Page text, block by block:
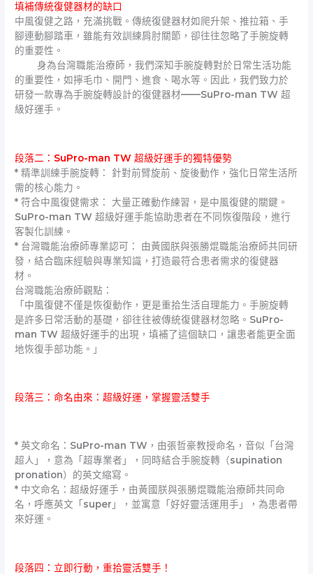
填補傳統復健器材的缺口
中風復健之路，充滿挑戰。傳統復健器材如爬升架、推拉箱、手
腳連動腳踏車，雖能有效訓練肩肘關節，卻往往忽略了手腕旋轉
的重要性。
身為台灣職能治療師，我們深知手腕旋轉對於日常生活功能
的重要性，如擰毛巾、開門、進食、喝水等。因此，我們致力於
研發一款專為手腕旋轉設計的復健器材——SuPro-man TW 超
級好運手。
段落二：SuPro-man TW 超級好運手的獨特優勢
* 精準訓練手腕旋轉： 針對前臂旋前、旋後動作，強化日常生活所
需的核心能力。
* 符合中風復健需求： 大量正確動作練習，是中風復健的關鍵。
SuPro-man TW 超級好運手能協助患者在不同恢復階段，進行
客製化訓練。
* 台灣職能治療師專業認可： 由黃國朕與張勝焜職能治療師共同研
發，結合臨床經驗與專業知識，打造最符合患者需求的復健器
材。
台灣職能治療師觀點：
「中風復健不僅是恢復動作，更是重拾生活自理能力。手腕旋轉
是許多日常活動的基礎，卻往往被傳統復健器材忽略。SuPro-
man TW 超級好運手的出現，填補了這個缺口，讓患者能更全面
地恢復手部功能。」
段落三：命名由來：超級好運，掌握靈活雙手
* 英文命名：SuPro-man TW，由張哲豪教授命名，音似「台灣
超人」，意為「超專業者」，同時結合手腕旋轉（supination
pronation）的英文縮寫。
* 中文命名：超級好運手，由黃國朕與張勝焜職能治療師共同命
名，呼應英文「super」，並寓意「好好靈活運用手」，為患者帶
來好運。
段落四：立即行動，重拾靈活雙手！